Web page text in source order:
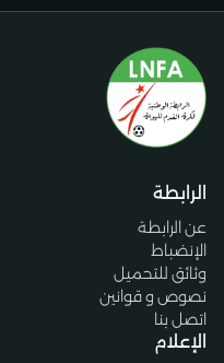
الرابطة
عن الرابطة
الإنضباط
وثائق للتحميل
نصوص و قوانين
اتصل بنا
الإعلام